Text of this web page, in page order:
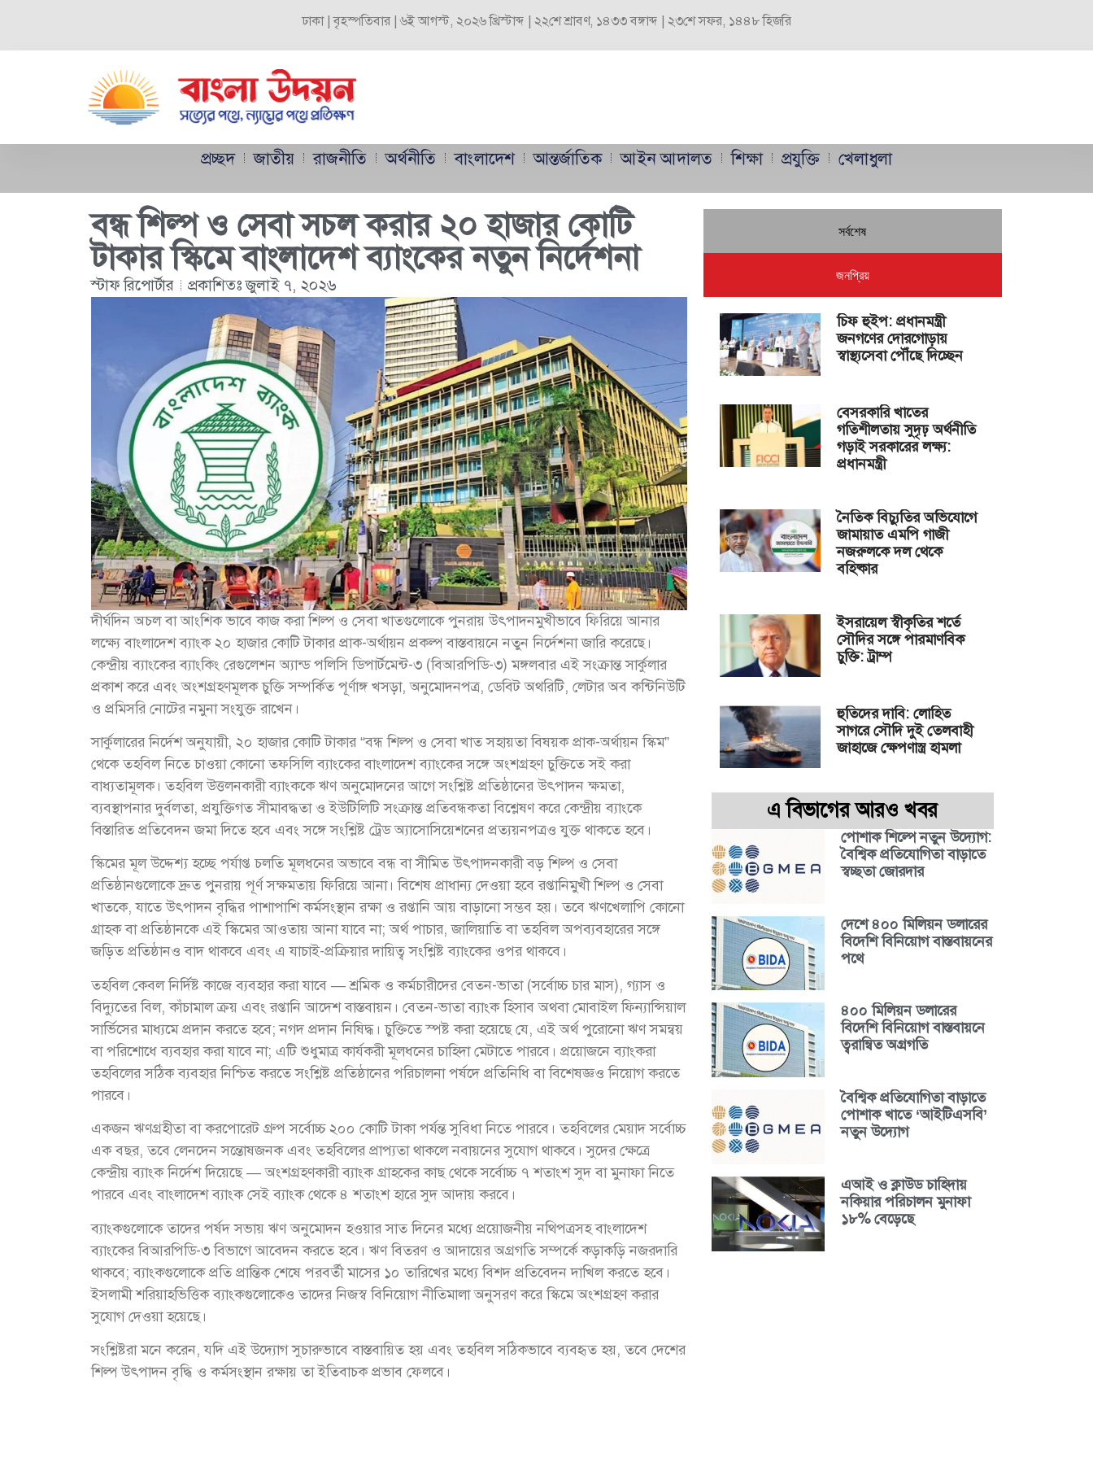
ঢাকা | বৃহস্পতিবার | ৬ই আগস্ট, ২০২৬ খ্রিস্টাব্দ | ২২শে শ্রাবণ, ১৪৩৩ বঙ্গাব্দ | ২৩শে সফর, ১৪৪৮ হিজরি
প্রচ্ছদ জাতীয় রাজনীতি অর্থনীতি বাংলাদেশ আন্তর্জাতিক আইন আদালত শিক্ষা প্রযুক্তি খেলাধুলা
বন্ধ শিল্প ও সেবা সচল করার ২০ হাজার কোটি
টাকার স্কিমে বাংলাদেশ ব্যাংকের নতুন নির্দেশনা
স্টাফ রিপোর্টার প্রকাশিতঃজুলাই ৭, ২০২৬
দীর্ঘদিন অচল বা আংশিক ভাবে কাজ করা শিল্প ও সেবা খাতগুলোকে পুনরায় উৎপাদনমুখীভাবে ফিরিয়ে আনার
লক্ষ্যে বাংলাদেশ ব্যাংক ২০ হাজার কোটি টাকার প্রাক-অর্থায়ন প্রকল্প বাস্তবায়নে নতুন নির্দেশনা জারি করেছে।
কেন্দ্রীয় ব্যাংকের ব্যাংকিং রেগুলেশন অ্যান্ড পলিসি ডিপার্টমেন্ট-৩ (বিআরপিডি-৩) মঙ্গলবার এই সংক্রান্ত সার্কুলার
প্রকাশ করে এবং অংশগ্রহণমূলক চুক্তি সম্পর্কিত পূর্ণাঙ্গ খসড়া, অনুমোদনপত্র, ডেবিট অথরিটি, লেটার অব কন্টিনিউটি
ও প্রমিসরি নোটের নমুনা সংযুক্ত রাখেন।
সার্কুলারের নির্দেশ অনুযায়ী, ২০ হাজার কোটি টাকার “বন্ধ শিল্প ও সেবা খাত সহায়তা বিষয়ক প্রাক-অর্থায়ন স্কিম”
থেকে তহবিল নিতে চাওয়া কোনো তফসিলি ব্যাংকের বাংলাদেশ ব্যাংকের সঙ্গে অংশগ্রহণ চুক্তিতে সই করা
বাধ্যতামূলক। তহবিল উত্তলনকারী ব্যাংককে ঋণ অনুমোদনের আগে সংশ্লিষ্ট প্রতিষ্ঠানের উৎপাদন ক্ষমতা,
ব্যবস্থাপনার দুর্বলতা, প্রযুক্তিগত সীমাবদ্ধতা ও ইউটিলিটি সংক্রান্ত প্রতিবন্ধকতা বিশ্লেষণ করে কেন্দ্রীয় ব্যাংকে
বিস্তারিত প্রতিবেদন জমা দিতে হবে এবং সঙ্গে সংশ্লিষ্ট ট্রেড অ্যাসোসিয়েশনের প্রত্যয়নপত্রও যুক্ত থাকতে হবে।
স্কিমের মূল উদ্দেশ্য হচ্ছে পর্যাপ্ত চলতি মূলধনের অভাবে বন্ধ বা সীমিত উৎপাদনকারী বড় শিল্প ও সেবা
প্রতিষ্ঠানগুলোকে দ্রুত পুনরায় পূর্ণ সক্ষমতায় ফিরিয়ে আনা। বিশেষ প্রাধান্য দেওয়া হবে রপ্তানিমুখী শিল্প ও সেবা
খাতকে, যাতে উৎপাদন বৃদ্ধির পাশাপাশি কর্মসংস্থান রক্ষা ও রপ্তানি আয় বাড়ানো সম্ভব হয়। তবে ঋণখেলাপি কোনো
গ্রাহক বা প্রতিষ্ঠানকে এই স্কিমের আওতায় আনা যাবে না; অর্থ পাচার, জালিয়াতি বা তহবিল অপব্যবহারের সঙ্গে
জড়িত প্রতিষ্ঠানও বাদ থাকবে এবং এ যাচাই-প্রক্রিয়ার দায়িত্ব সংশ্লিষ্ট ব্যাংকের ওপর থাকবে।
তহবিল কেবল নির্দিষ্ট কাজে ব্যবহার করা যাবে — শ্রমিক ও কর্মচারীদের বেতন-ভাতা (সর্বোচ্চ চার মাস), গ্যাস ও
বিদ্যুতের বিল, কাঁচামাল ক্রয় এবং রপ্তানি আদেশ বাস্তবায়ন। বেতন-ভাতা ব্যাংক হিসাব অথবা মোবাইল ফিন্যান্সিয়াল
সার্ভিসের মাধ্যমে প্রদান করতে হবে; নগদ প্রদান নিষিদ্ধ। চুক্তিতে স্পষ্ট করা হয়েছে যে, এই অর্থ পুরোনো ঋণ সমন্বয়
বা পরিশোধে ব্যবহার করা যাবে না; এটি শুধুমাত্র কার্যকরী মূলধনের চাহিদা মেটাতে পারবে। প্রয়োজনে ব্যাংকরা
তহবিলের সঠিক ব্যবহার নিশ্চিত করতে সংশ্লিষ্ট প্রতিষ্ঠানের পরিচালনা পর্ষদে প্রতিনিধি বা বিশেষজ্ঞও নিয়োগ করতে
পারবে।
একজন ঋণগ্রহীতা বা করপোরেট গ্রুপ সর্বোচ্চ ২০০ কোটি টাকা পর্যন্ত সুবিধা নিতে পারবে। তহবিলের মেয়াদ সর্বোচ্চ
এক বছর, তবে লেনদেন সন্তোষজনক এবং তহবিলের প্রাপ্যতা থাকলে নবায়নের সুযোগ থাকবে। সুদের ক্ষেত্রে
কেন্দ্রীয় ব্যাংক নির্দেশ দিয়েছে — অংশগ্রহণকারী ব্যাংক গ্রাহকের কাছ থেকে সর্বোচ্চ ৭ শতাংশ সুদ বা মুনাফা নিতে
পারবে এবং বাংলাদেশ ব্যাংক সেই ব্যাংক থেকে ৪ শতাংশ হারে সুদ আদায় করবে।
ব্যাংকগুলোকে তাদের পর্ষদ সভায় ঋণ অনুমোদন হওয়ার সাত দিনের মধ্যে প্রয়োজনীয় নথিপত্রসহ বাংলাদেশ
ব্যাংকের বিআরপিডি-৩ বিভাগে আবেদন করতে হবে। ঋণ বিতরণ ও আদায়ের অগ্রগতি সম্পর্কে কড়াকড়ি নজরদারি
থাকবে; ব্যাংকগুলোকে প্রতি প্রান্তিক শেষে পরবর্তী মাসের ১০ তারিখের মধ্যে বিশদ প্রতিবেদন দাখিল করতে হবে।
ইসলামী শরিয়াহভিত্তিক ব্যাংকগুলোকেও তাদের নিজস্ব বিনিয়োগ নীতিমালা অনুসরণ করে স্কিমে অংশগ্রহণ করার
সুযোগ দেওয়া হয়েছে।
সংশ্লিষ্টরা মনে করেন, যদি এই উদ্যোগ সুচারুভাবে বাস্তবায়িত হয় এবং তহবিল সঠিকভাবে ব্যবহৃত হয়, তবে দেশের
শিল্প উৎপাদন বৃদ্ধি ও কর্মসংস্থান রক্ষায় তা ইতিবাচক প্রভাব ফেলবে।
সর্বশেষ
জনপ্রিয়
চিফ হুইপ: প্রধানমন্ত্রী
জনগণের দোরগোড়ায়
স্বাস্থ্যসেবা পৌঁছে দিচ্ছেন
বেসরকারি খাতের
গতিশীলতায় সুদৃঢ় অর্থনীতি
গড়াই সরকারের লক্ষ্য:
প্রধানমন্ত্রী
নৈতিক বিচ্যুতির অভিযোগে
জামায়াত এমপি গাজী
নজরুলকে দল থেকে
বহিষ্কার
ইসরায়েল স্বীকৃতির শর্তে
সৌদির সঙ্গে পারমাণবিক
চুক্তি: ট্রাম্প
হুতিদের দাবি: লোহিত
সাগরে সৌদি দুই তেলবাহী
জাহাজে ক্ষেপণাস্ত্র হামলা
এ বিভাগের আরও খবর
পোশাক শিল্পে নতুন উদ্যোগ:
বৈশ্বিক প্রতিযোগিতা বাড়াতে
স্বচ্ছতা জোরদার
দেশে ৪০০ মিলিয়ন ডলারের
বিদেশি বিনিয়োগ বাস্তবায়নের
পথে
৪০০ মিলিয়ন ডলারের
বিদেশি বিনিয়োগ বাস্তবায়নে
ত্বরান্বিত অগ্রগতি
বৈশ্বিক প্রতিযোগিতা বাড়াতে
পোশাক খাতে ‘আইটিএসবি’
নতুন উদ্যোগ
এআই ও ক্লাউড চাহিদায়
নকিয়ার পরিচালন মুনাফা
১৮% বেড়েছে